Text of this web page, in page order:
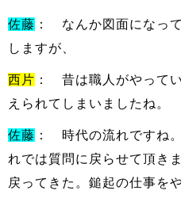
佐藤 ： なんか図面になっ
しますが、
西片 ： 昔は職人がやって
えられてしまいましたね。
佐藤 ： 時代の流れですね
れでは質問に戻らせて頂き
戻ってきた。鎚起の仕事を